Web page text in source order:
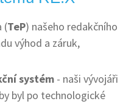
(TeP) našeho redakčního
výhod a záruk,
systém - naši vývojáři
byl po technologické